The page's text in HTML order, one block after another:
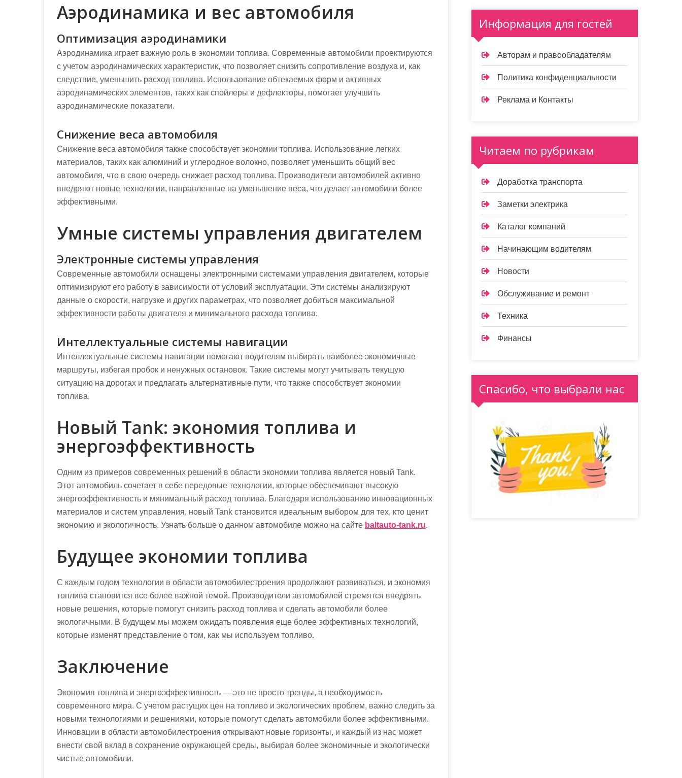
Аэродинамика и вес автомобиля
Оптимизация аэродинамики
Аэродинамика играет важную роль в экономии топлива. Современные автомобили проектируются
с учетом аэродинамических характеристик, что позволяет снизить сопротивление воздуха и, как
следствие, уменьшить расход топлива. Использование обтекаемых форм и активных
аэродинамических элементов, таких как спойлеры и дефлекторы, помогает улучшить
аэродинамические показатели.
Снижение веса автомобиля
Снижение веса автомобиля также способствует экономии топлива. Использование легких
материалов, таких как алюминий и углеродное волокно, позволяет уменьшить общий вес
автомобиля, что в свою очередь снижает расход топлива. Производители автомобилей активно
внедряют новые технологии, направленные на уменьшение веса, что делает автомобили более
эффективными.
Умные системы управления двигателем
Электронные системы управления
Современные автомобили оснащены электронными системами управления двигателем, которые
оптимизируют его работу в зависимости от условий эксплуатации. Эти системы анализируют
данные о скорости, нагрузке и других параметрах, что позволяет добиться максимальной
эффективности работы двигателя и минимального расхода топлива.
Интеллектуальные системы навигации
Интеллектуальные системы навигации помогают водителям выбирать наиболее экономичные
маршруты, избегая пробок и ненужных остановок. Такие системы могут учитывать текущую
ситуацию на дорогах и предлагать альтернативные пути, что также способствует экономии
топлива.
Новый Tank: экономия топлива и
энергоэффективность
Одним из примеров современных решений в области экономии топлива является новый Tank.
Этот автомобиль сочетает в себе передовые технологии, которые обеспечивают высокую
энергоэффективность и минимальный расход топлива. Благодаря использованию инновационных
материалов и систем управления, новый Tank становится идеальным выбором для тех, кто ценит
экономию и экологичность. Узнать больше о данном автомобиле можно на сайте baltauto-tank.ru.
Будущее экономии топлива
С каждым годом технологии в области автомобилестроения продолжают развиваться, и экономия
топлива становится все более важной темой. Производители автомобилей стремятся внедрять
новые решения, которые помогут снизить расход топлива и сделать автомобили более
экологичными. В будущем мы можем ожидать появления еще более эффективных технологий,
которые изменят представление о том, как мы используем топливо.
Заключение
Экономия топлива и энергоэффективность — это не просто тренды, а необходимость
современного мира. С учетом растущих цен на топливо и экологических проблем, важно следить за
новыми технологиями и решениями, которые помогут сделать автомобили более эффективными.
Инновации в области автомобилестроения открывают новые горизонты, и каждый из нас может
внести свой вклад в сохранение окружающей среды, выбирая более экономичные и экологически
чистые автомобили.
Информация для гостей
Авторам и правообладателям
Политика конфиденциальности
Реклама и Контакты
Читаем по рубрикам
Доработка транспорта
Заметки электрика
Каталог компаний
Начинающим водителям
Новости
Обслуживание и ремонт
Техника
Финансы
Спасибо, что выбрали нас